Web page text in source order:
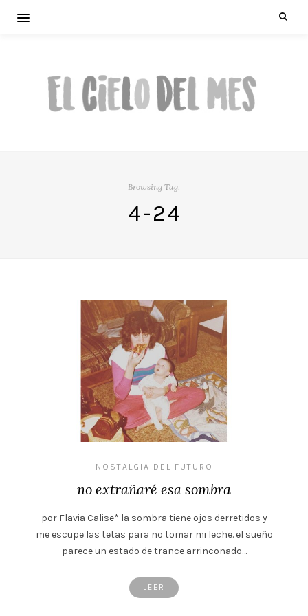
Browsing Tag:
4-24
NOSTALGIA DEL FUTURO
no extrañaré esa sombra
por Flavia Calise* la sombra tiene ojos derretidos y
me escupe las tetas para no tomar mi leche. el sueño
parece un estado de trance arrinconado…
LEER